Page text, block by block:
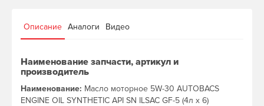
Описание Аналоги Видео
Наименование запчасти, артикул и
производитель
Наименование: Масло моторное 5W-30 AUTOBACS
ENGINE OIL SYNTHETIC API SN ILSAC GF-5 (4л х 6)